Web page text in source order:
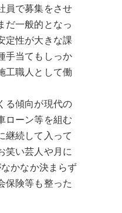
員で募集をさせ
だ一般的となっ
定性が大きな課
手当てもしっか
工職人として働
る傾向が現代の
ローン等を組む
継続して入って
笑い芸人や月に
かなか決まらず
保険等も整った